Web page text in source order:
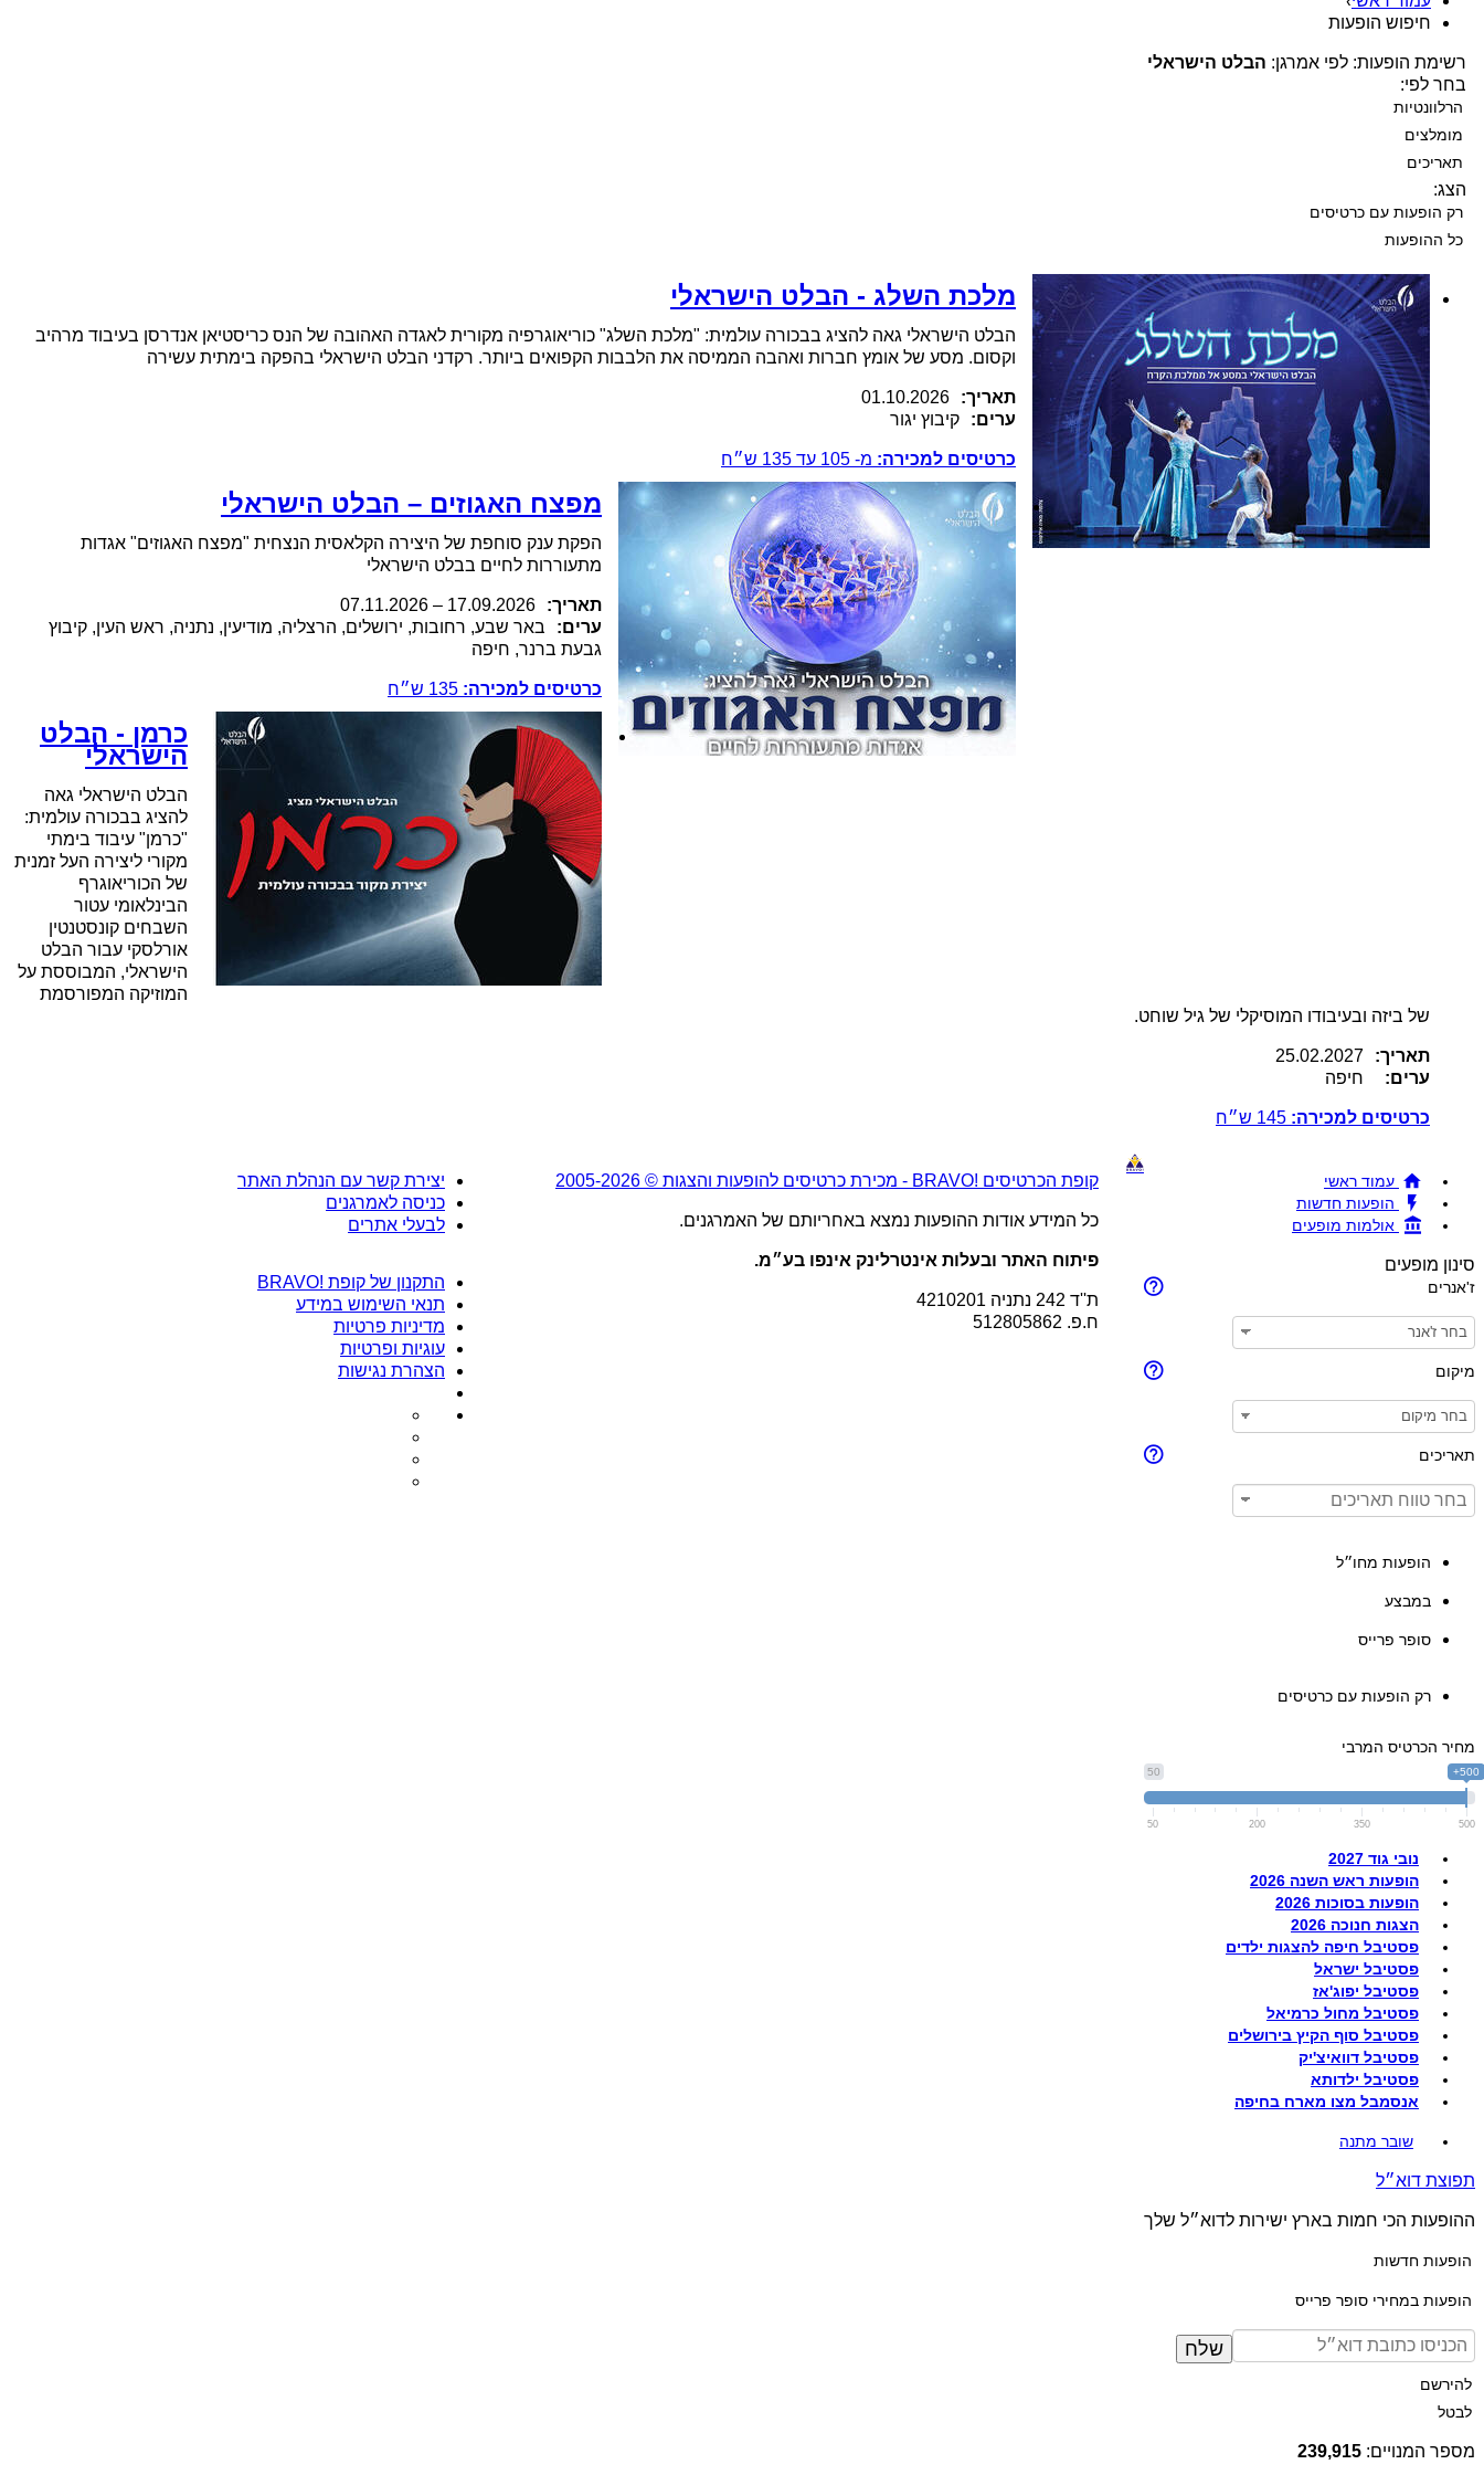
חיפוש הופעות
רשימת הופעות: לפי אמרגן: הבלט הישראלי
בחר לפי:
הרלוונטיות
מומלצים
תאריכים
הצג:
רק הופעות עם כרטיסים
כל ההופעות
מלכת השלג - הבלט הישראלי
הבלט הישראלי גאה להציג בבכורה עולמית: "מלכת השלג" כוריאוגרפיה מקורית לאגדה האהובה של הנס כריסטיאן אנדרסן בעיבוד מרהיב
וקסום. מסע של אומץ חברות ואהבה הממיסה את הלבבות הקפואים ביותר. רקדני הבלט הישראלי בהפקה בימתית עשירה
תאריך:
01.10.2026
ערים:
קיבוץ יגור
כרטיסים למכירה: מ- 105 עד 135 ש״ח
מפצח האגוזים – הבלט הישראלי
הפקת ענק סוחפת של היצירה הקלאסית הנצחית "מפצח האגוזים" אגדות
מתעוררות לחיים בבלט הישראלי
תאריך: 17.09.2026
–
07.11.2026
ערים:
באר שבע, רחובות, ירושלים, הרצליה, מודיעין, נתניה, ראש העין, קיבוץ
גבעת ברנר, חיפה
כרטיסים למכירה: 135 ש״ח
כרמן - הבלט
הישראלי
הבלט הישראלי גאה
להציג בבכורה עולמית:
"כרמן" עיבוד בימתי
מקורי ליצירה העל זמנית
של הכוריאוגרף
הבינלאומי עטור
השבחים קונסטנטין
אורלסקי עבור הבלט
הישראלי, המבוססת על
המוזיקה המפורסמת
של ביזה ובעיבודו המוסיקלי של גיל שוחט.
תאריך:
25.02.2027
ערים:
חיפה
כרטיסים למכירה: 145 ש״ח
עמוד ראשי
הופעות חדשות
אולמות מופעים
סינון מופעים
ז'אנרים
מיקום
תאריכים
הופעות מחו״ל
במבצע
סופר פרייס
רק הופעות עם כרטיסים
מחיר הכרטיס המרבי
50 500+
50 200 350 500
נובי גוד 2027
הופעות ראש השנה 2026
הופעות בסוכות 2026
הצגות חנוכה 2026
פסטיבל חיפה להצגות ילדים
פסטיבל ישראל
פסטיבל יפוג'אז
פסטיבל מחול כרמיאל
פסטיבל סוף הקיץ בירושלים
פסטיבל דוואיצ'יק
פסטיבל ילדותא
אנסמבל מצו מארח בחיפה
שובר מתנה
תפוצת דוא״ל
ההופעות הכי חמות בארץ ישירות לדוא״ל שלך
הופעות חדשות
הופעות במחירי סופר פרייס
שלח
להירשם
לבטל
מספר המנויים: 239,915
קופת הכרטיסים !BRAVO - מכירת כרטיסים להופעות והצגות © 2005-2026
כל המידע אודות ההופעות נמצא באחריותם של האמרגנים.
פיתוח האתר ובעלות אינטרלינק אינפו בע״מ.
ת''ד 242 נתניה 4210201
ח.פ. 512805862
יצירת קשר עם הנהלת האתר
כניסה לאמרגנים
לבעלי אתרים
התקנון של קופת !BRAVO
תנאי השימוש במידע
מדיניות פרטיות
עוגיות ופרטיות
הצהרת נגישות